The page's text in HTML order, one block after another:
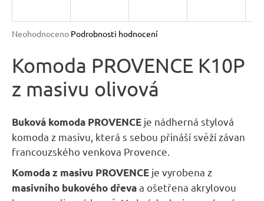
Průměrné
produktu
je
z
hvězdiček.
Neohodnoceno Podrobnosti hodnocení
Komoda PROVENCE K10P
z masivu olivová
Buková komoda PROVENCE je nádherná stylová
komoda z masivu, která s sebou přináší svěží závan
francouzského venkova Provence.
Komoda z masivu PROVENCE je vyrobena z
masivního bukového dřevaa ošetřena akrylovou
a
t
?